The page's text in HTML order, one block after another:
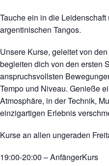
Tauche ein in die
argentinischen Tangos.
Unsere Kurse, geleitet von
begleiten dich von den ersten
anspruchsvollsten
Tempo und Niveau. Genieße
Atmosphäre, in der Technik,
einzigartigen Erlebnis
Kurse an allen ungeraden
19:00-20:00 – AnfängerKurs